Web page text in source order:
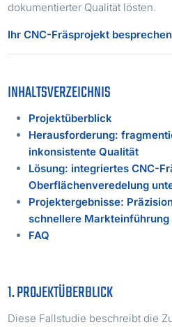
dokumentierter Qualität lösten.
Ihr CNC-Fräsprojekt
INHALTSVERZEICHNIS
Projektüberblick
Herausforderung:
inkonsistente Qualität
Lösung: integriertes CNC-
Oberflächenveredelung
Projektergebnisse:
schnellere Markteinführung
FAQ
1. PROJEKTÜBERBLICK
Diese Fallstudie beschreibt die